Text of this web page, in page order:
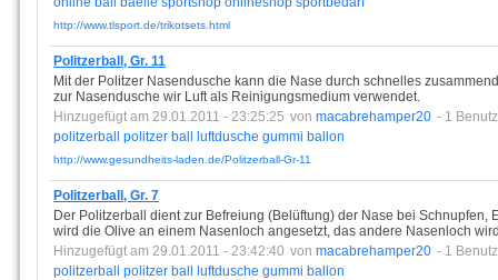
http://www.tlsport.de/trikotsets.html
Politzerball, Gr. 11
Mit der Politzer Nasendusche kann die Nase durch schnelles
zur Nasendusche wir Luft als Reinigungsmedium verwendet.
Hinzugefügt am 29.01.2011 - 23:25:25 von macabrehamper20 - 1
politzerball
politzer ball luftdusche gummi ballon
http://www.gesundheits-laden.de/Politzerball-Gr-11
Politzerball, Gr. 7
Der Politzerball dient zur Befreiung (Belüftung) der Nase bei Schnupfen,
wird die Olive an einem Nasenloch angesetzt, das andere Nasenloch
Hinzugefügt am 29.01.2011 - 23:42:40 von macabrehamper20 - 1
politzerball
politzer ball luftdusche gummi ballon